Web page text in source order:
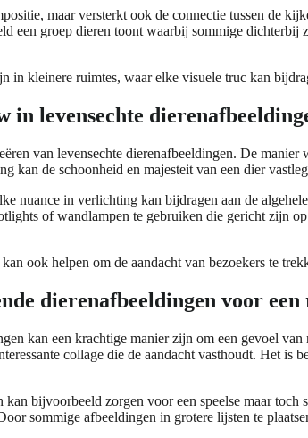
maar versterkt ook de connectie tussen de
een groep dieren toont waarbij sommige
kleinere ruimtes, waar elke visuele truc kan
in levensechte
van levensechte dierenafbeeldingen. De
kan de schoonheid en majesteit van een dier
nuance in verlichting kan bijdragen aan de
of wandlampen te gebruiken die gericht zijn
ook helpen om de aandacht van bezoekers te
dierenafbeeldingen voor
kan een krachtige manier zijn om een gevoel
collage die de aandacht vasthoudt. Het
bijvoorbeeld zorgen voor een speelse maar
sommige afbeeldingen in grotere lijsten te